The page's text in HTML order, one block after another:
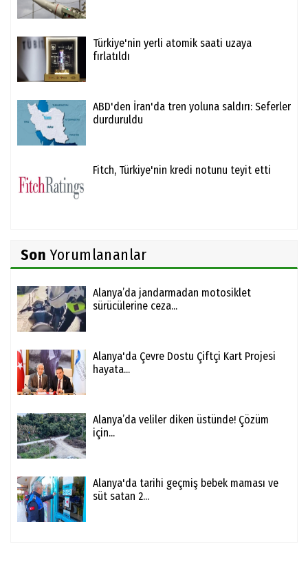
Türkiye'nin yerli atomik saati uzaya
fırlatıldı
ABD'den İran'da tren yoluna saldırı: Seferler
durduruldu
Fitch, Türkiye'nin kredi notunu teyit etti
Son Yorumlananlar
Alanya’da jandarmadan motosiklet
sürücülerine ceza...
Alanya'da Çevre Dostu Çiftçi Kart Projesi
hayata...
Alanya’da veliler diken üstünde! Çözüm
için...
Alanya'da tarihi geçmiş bebek maması ve
süt satan 2...